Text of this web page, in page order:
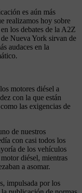
es aún más
realizamos hoy sobre
los debates de la A2Z
Nueva York sirvan de
audaces en la
motores diésel a
con la que están
las exigencias de
de nuestros
con casi todos los
de los vehículos
diésel, mientras
a asomar.
impulsada por los